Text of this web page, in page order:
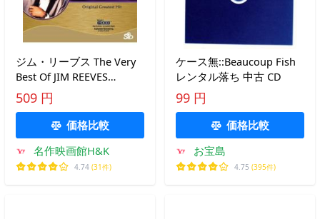
ジム・リーブス The Very
Best Of JIM REEVES
Original Greatest Hit
SICD-08029
509 円
価格比較
名作映画館H&K
4.74 (31件)
ケース無::Beaucoup Fish
レンタル落ち 中古 CD
99 円
価格比較
お宝島
4.75 (395件)